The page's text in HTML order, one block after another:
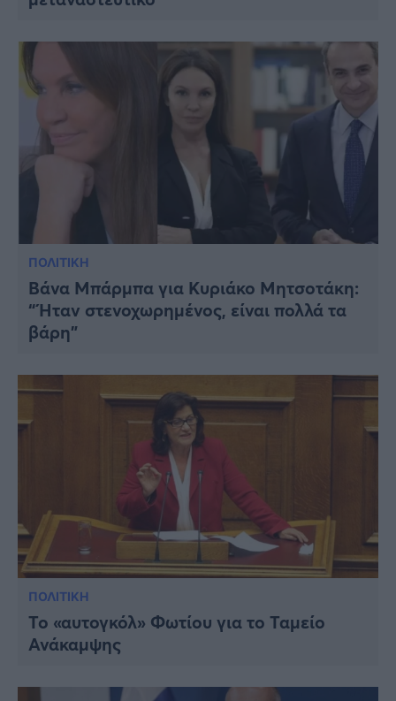
ΠΟΛΙΤΙΚΗ
Βάνα Μπάρμπα για Κυριάκο Μητσοτάκη:
“Ήταν στενοχωρημένος, είναι πολλά τα
βάρη”
ΠΟΛΙΤΙΚΗ
Το «αυτογκόλ» Φωτίου για το Ταμείο
Ανάκαμψης